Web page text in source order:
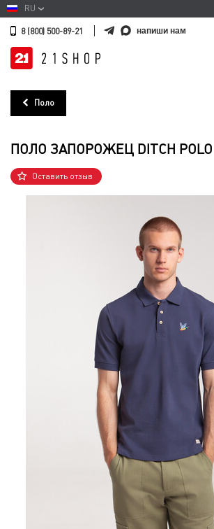
RU
8 (800) 500-89-21 напиши нам
Поло
ПОЛО ЗАПОРОЖЕЦ DITCH POLO
Оставить отзыв